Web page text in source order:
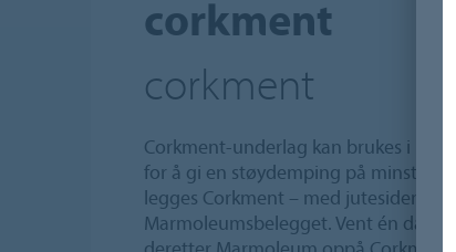
corkment
corkment
Corkment-underlag kan brukes i
for å gi en støydemping på minst 14
legges Corkment – med jutesiden
Marmoleumsbelegget. Vent én dag